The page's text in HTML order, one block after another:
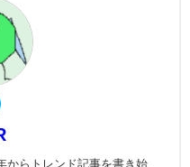
からトレンド記事を書き始